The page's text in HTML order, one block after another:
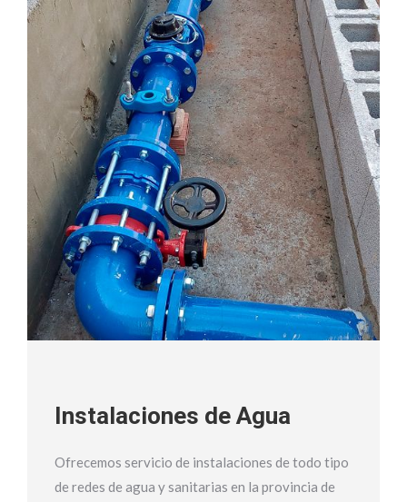
Instalaciones de Agua
Ofrecemos servicio de instalaciones de todo tipo
de redes de agua y sanitarias en la provincia de